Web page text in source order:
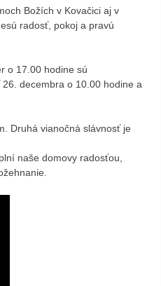
Božích v Kovačici aj v
radosť, pokoj a pravú
o 17.00 hodine sú
decembra o 10.00 hodine a
Druhá vianočná slávnosť je
naše domovy radosťou,